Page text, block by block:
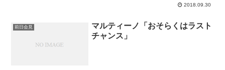
2018.09.30
前日会見
マルティーノ「おそらくはラスト
チャンス」